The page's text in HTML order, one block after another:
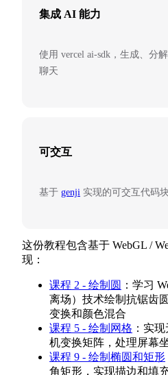
集成 AI 能力
使用 vercel ai-sdk，生成、分
聊天
可交互
基于 genji 实现的可交互代码
这份教程包含基于 WebGL /
现：
课程 2 - 绘制圆 ：学习
离场）技术绘制抗锯齿
变换和颜色混合
课程 5 - 绘制网格 ：实
机变换矩阵，处理屏幕
课程 9 - 绘制椭圆和矩形
角矩形，实现描边和填